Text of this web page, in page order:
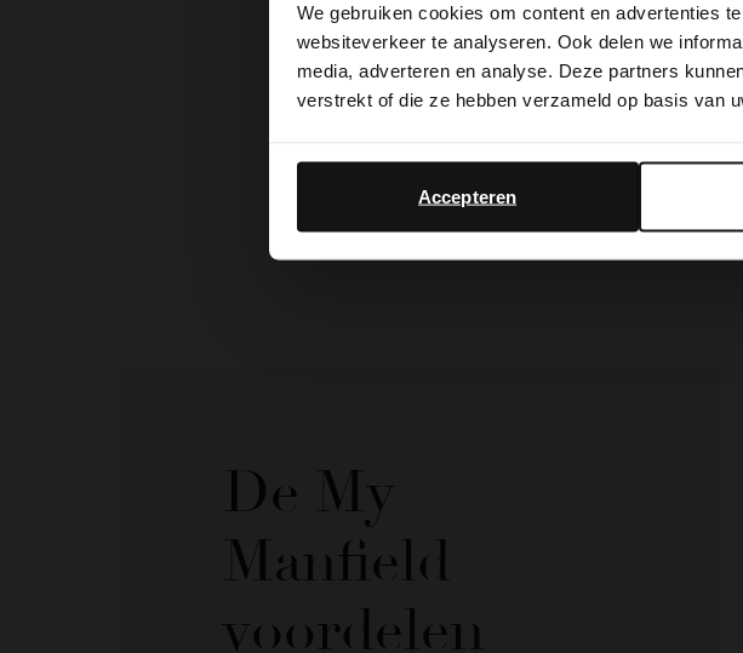
We gebruiken cookies om content en advertenties
websiteverkeer te analyseren. Ook delen we
media, adverteren en analyse. Deze partners
verstrekt of die ze hebben verzameld op basis van
Accepteren
De My
Manfield
voordelen
It looks like your